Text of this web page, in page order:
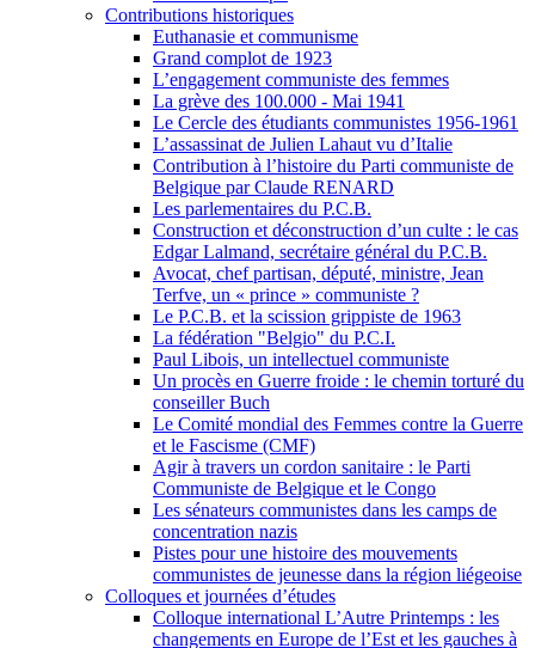
Contributions historiques
Euthanasie et communisme
Grand complot de 1923
L’engagement communiste des femmes
La grève des 100.000 - Mai 1941
Le Cercle des étudiants communistes 1956-1961
L’assassinat de Julien Lahaut vu d’Italie
Contribution à l’histoire du Parti communiste de
Belgique par Claude RENARD
Les parlementaires du P.C.B.
Construction et déconstruction d’un culte : le cas
Edgar Lalmand, secrétaire général du P.C.B.
Avocat, chef partisan, député, ministre, Jean
Terfve, un « prince » communiste ?
Le P.C.B. et la scission grippiste de 1963
La fédération "Belgio" du P.C.I.
Paul Libois, un intellectuel communiste
Un procès en Guerre froide : le chemin torturé du
conseiller Buch
Le Comité mondial des Femmes contre la Guerre
et le Fascisme (CMF)
Agir à travers un cordon sanitaire : le Parti
Communiste de Belgique et le Congo
Les sénateurs communistes dans les camps de
concentration nazis
Pistes pour une histoire des mouvements
communistes de jeunesse dans la région liégeoise
Colloques et journées d’études
Colloque international L’Autre Printemps : les
changements en Europe de l’Est et les gauches à